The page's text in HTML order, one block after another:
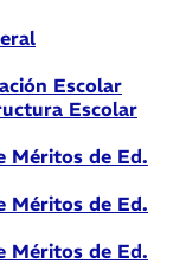
Escolar
Escolar
Méritos de Ed.
Méritos de Ed.
Méritos de Ed.